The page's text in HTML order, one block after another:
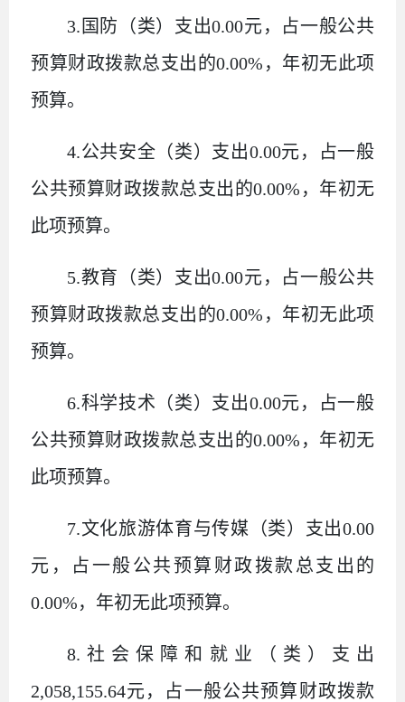
3. 国防（类）支出0.00元，占一般公共
预算财政拨款总支出的0.00% ，年初无此项
预算。
4.公共安全（类）支出0.00元，占一般
公共预算财政拨款总支出的0.00% ，年初无
此项预算。
5.教育（类）支出0.00元，占一般公共
预算财政拨款总支出的0.00% ，年初无此项
预算。
6.科学技术（类）支出0.00元，占一般
公共预算财政拨款总支出的0.00% ，年初无
此项预算。
7.文化旅游体育与传媒（类）支出0.00
元，占一般公共预算财政拨款总支出的
0.00%，年初无此项预算。
8. 社会保障和就业（类）支出
2,058,155.64元，占一般公共预算财政拨款